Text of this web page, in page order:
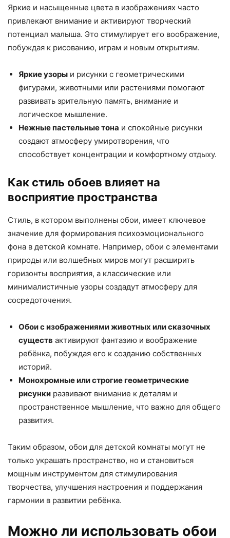
Яркие и насыщенные цвета в изображениях часто
привлекают внимание и активируют творческий
потенциал малыша. Это стимулирует его воображение,
побуждая к рисованию, играм и новым открытиям.
Яркие узоры и рисунки с геометрическими
фигурами, животными или растениями помогают
развивать зрительную память, внимание и
логическое мышление.
Нежные пастельные тона и спокойные рисунки
создают атмосферу умиротворения, что
способствует концентрации и комфортному отдыху.
Как стиль обоев влияет на
восприятие пространства
Стиль, в котором выполнены обои, имеет ключевое
значение для формирования психоэмоционального
фона в детской комнате. Например, обои с элементами
природы или волшебных миров могут расширить
горизонты восприятия, а классические или
минималистичные узоры создадут атмосферу для
сосредоточения.
Обои с изображениями животных или сказочных
существ активируют фантазию и воображение
ребёнка, побуждая его к созданию собственных
историй.
Монохромные или строгие геометрические
рисунки развивают внимание к деталям и
пространственное мышление, что важно для общего
развития.
Таким образом, обои для детской комнаты могут не
только украшать пространство, но и становиться
мощным инструментом для стимулирования
творчества, улучшения настроения и поддержания
гармонии в развитии ребёнка.
Можно ли использовать обои